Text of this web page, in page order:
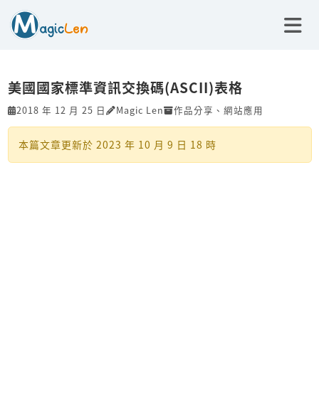
美國國家標準資訊交換碼(ASCII)表格
2018 年 12 月 25 日 Magic Len 作品分享 、 網站應用
本篇文章更新於 2023 年 10 月 9 日 18 時